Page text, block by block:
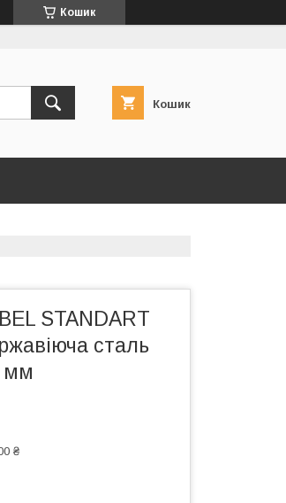
Кошик
Кошик
STANDART
сталь
мм
₴